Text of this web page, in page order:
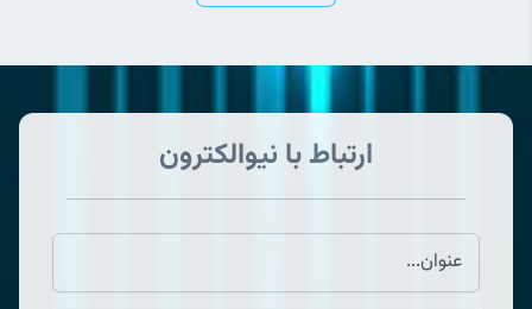
ارتباط با نیوالکترون